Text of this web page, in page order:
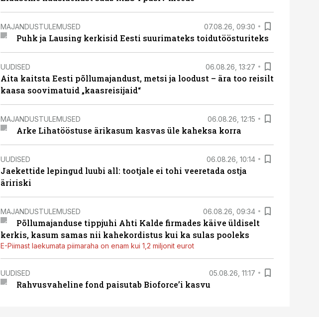
MAJANDUSTULEMUSED 07.08.26, 09:30
Puhk ja Lausing kerkisid Eesti suurimateks toidutöösturiteks
UUDISED 06.08.26, 13:27
Aita kaitsta Eesti põllumajandust, metsi ja loodust – ära too reisilt
kaasa soovimatuid „kaasreisijaid“
MAJANDUSTULEMUSED 06.08.26, 12:15
Arke Lihatööstuse ärikasum kasvas üle kaheksa korra
UUDISED 06.08.26, 10:14
Jaekettide lepingud luubi all: tootjale ei tohi veeretada ostja
äririski
MAJANDUSTULEMUSED 06.08.26, 09:34
Põllumajanduse tippjuhi Ahti Kalde firmades käive üldiselt
kerkis, kasum samas nii kahekordistus kui ka sulas pooleks
E-Piimast laekumata piimaraha on enam kui 1,2 miljonit eurot
UUDISED 05.08.26, 11:17
Rahvusvaheline fond paisutab Bioforce’i kasvu